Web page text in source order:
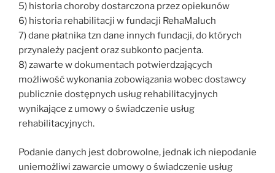
5) historia choroby dostarczona przez opiekunów
6) historia rehabilitacji w fundacji RehaMaluch
7) dane płatnika tzn dane innych fundacji, do których
przynależy pacjent oraz subkonto pacjenta.
8) zawarte w dokumentach potwierdzających
możliwość wykonania zobowiązania wobec dostawcy
publicznie dostępnych usług rehabilitacyjnych
wynikające z umowy o świadczenie usług
rehabilitacyjnych.
Podanie danych jest dobrowolne, jednak ich niepodanie
uniemożliwi zawarcie umowy o świadczenie usług